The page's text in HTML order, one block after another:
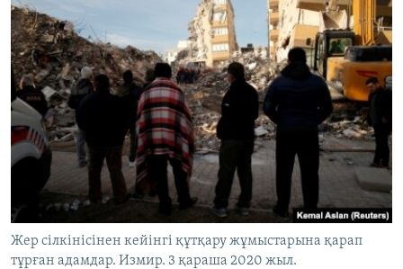
Жер сілкінісінен кейінгі құтқару жұмыстарына қарап
тұрған адамдар. Измир. 3 қараша 2020 жыл.